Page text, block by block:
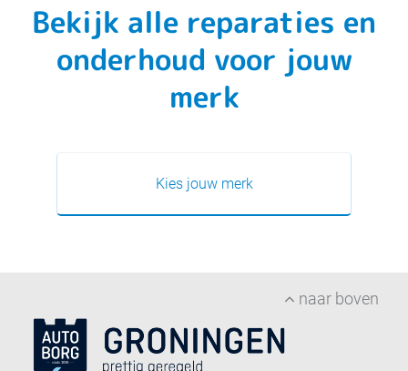
Bekijk alle reparaties en
onderhoud voor jouw
merk
Kies jouw merk
naar boven